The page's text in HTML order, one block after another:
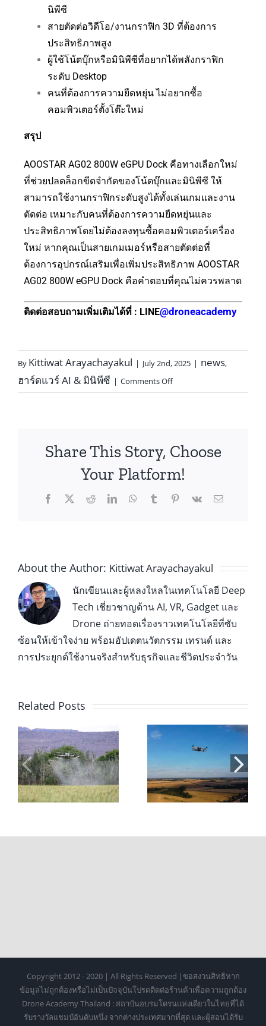
นิพีซี
สายตัดต่อวิดีโอ/งานกราฟิก 3D ที่ต้องการ
ประสิทธิภาพสูง
ผู้ใช้โน้ตบุ๊กหรือมินิพีซีที่อยากได้พลังกราฟิก
ระดับ Desktop
คนที่ต้องการความยืดหยุ่น ไม่อยากซื้อ
คอมพิวเตอร์ตั้งโต๊ะใหม่
สรุป
AOOSTAR AG02 800W eGPU Dock คือทางเลือกใหม่
ที่ช่วยปลดล็อกขีดจำกัดของโน้ตบุ๊กและมินิพีซี ให้
สามารถใช้งานกราฟิกระดับสูงได้ทั้งเล่นเกมและงาน
ตัดต่อ เหมาะกับคนที่ต้องการความยืดหยุ่นและ
ประสิทธิภาพโดยไม่ต้องลงทุนซื้อคอมพิวเตอร์เครื่อง
ใหม่ หากคุณเป็นสายเกมเมอร์หรือสายตัดต่อที่
ต้องการอุปกรณ์เสริมเพื่อเพิ่มประสิทธิภาพ AOOSTAR
AG02 800W eGPU Dock คือคำตอบที่คุณไม่ควรพลาด
ติดต่อสอบถามเพิ่มเติมได้ที่ : LINE@droneacademy
By Kittiwat Arayachayakul | July 2nd, 2025 | news,
ฮาร์ดแวร์ AI & มินิพีซี | Comments Off
Share This Story, Choose
Your Platform!
About the Author: Kittiwat Arayachayakul
นักเขียนและผู้หลงใหลในเทคโนโลยี Deep
Tech เชี่ยวชาญด้าน AI, VR, Gadget และ
Drone ถ่ายทอดเรื่องราวเทคโนโลยีที่ซับ
ซ้อนให้เข้าใจง่าย พร้อมอัปเดตนวัตกรรม เทรนด์ และ
การประยุกต์ใช้งานจริงสำหรับธุรกิจและชีวิตประจำวัน
Related Posts
สอบใบอนุญาตบิน
โดรน 2026: ขั้น
ตอน ค่าใช้จ่าย
โดรนเพื่อ
การเกษตร: 7 ข้อดี
และประโยชน์ที่
ช่วยลดต้นทุนและ
Copyright 2012 - 2020 | All Rights Reserved |ขอสงวนสิทธิหาก
ข้อมูลไม่ถูกต้องหรือไม่เป็นปัจจุบันโปรดติดต่อร้านค้าเพื่อความถูกต้อง
Drone Academy Thailand : สถาบันอบรมโดรนแห่งเดียวในไทยที่ได้
รับรางวัลแชมป์อันดับหนึ่ง จากต่างประเทศมากที่สุด และผู้สอนได้รับ